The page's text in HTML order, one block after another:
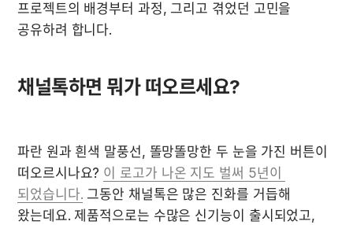
프로젝트의 배경부터 과정, 그리고 겪었던 고민을
공유하려 합니다.
채널톡하면 뭐가 떠오르세요?
파란 원과 흰색 말풍선, 똘망똘망한 두 눈을 가진 버튼이
떠오르시나요? 이 로고가 나온 지도 벌써 5년이
되었습니다. 그동안 채널톡은 많은 진화를 거듭해
왔는데요. 제품적으로는 수많은 신기능이 출시되었고,